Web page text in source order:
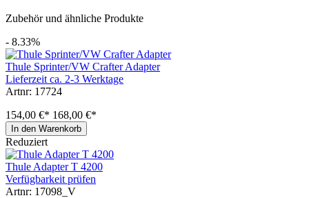
Zubehör und ähnliche Produkte
- 8.33%
Thule Sprinter/VW Crafter Adapter
Lieferzeit ca. 2-3 Werktage
Artnr: 17724
154,00 €* 168,00 €*
In den Warenkorb
Reduziert
Thule Adapter T 4200
Verfügbarkeit prüfen
Artnr: 17098_V